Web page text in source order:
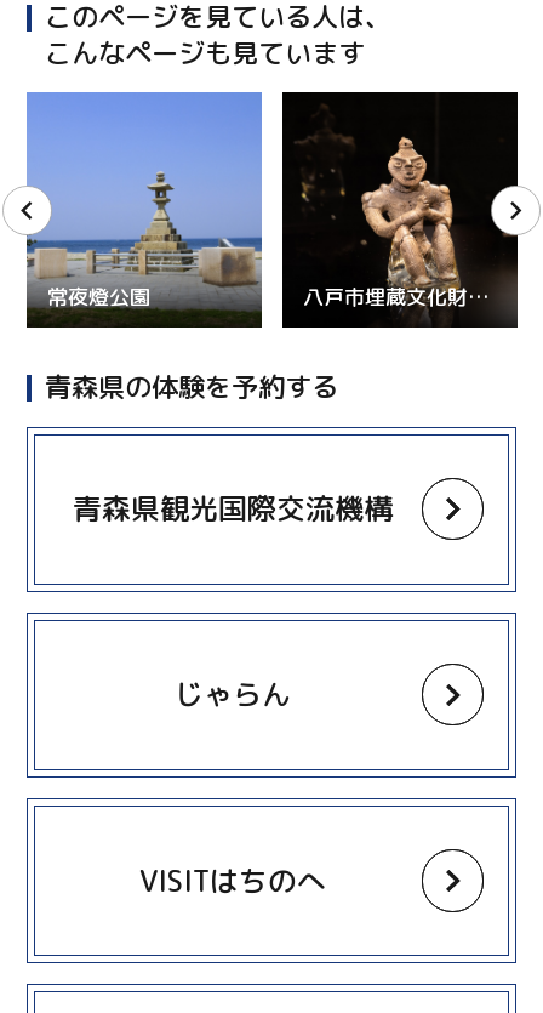
このページを見ている人は、
こんなページも見ています
常夜燈公園 八戸市埋蔵文化財センター 是川縄文館
青森県の体験を予約する
青森県観光国際交流機構
more
じゃらん
more
VISITはちのへ
more
more